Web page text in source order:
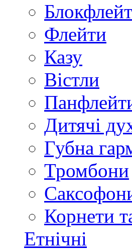
Флейти
Казу
Вістли
Дитячі
Губна
Тромбони
Корнети
Етнічні